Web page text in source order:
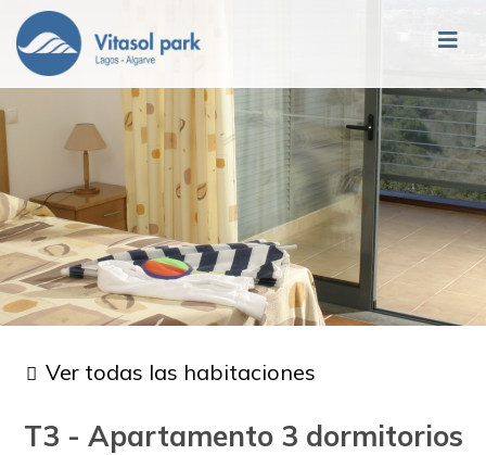
Ver todas las habitaciones
T3 - Apartamento 3 dormitorios